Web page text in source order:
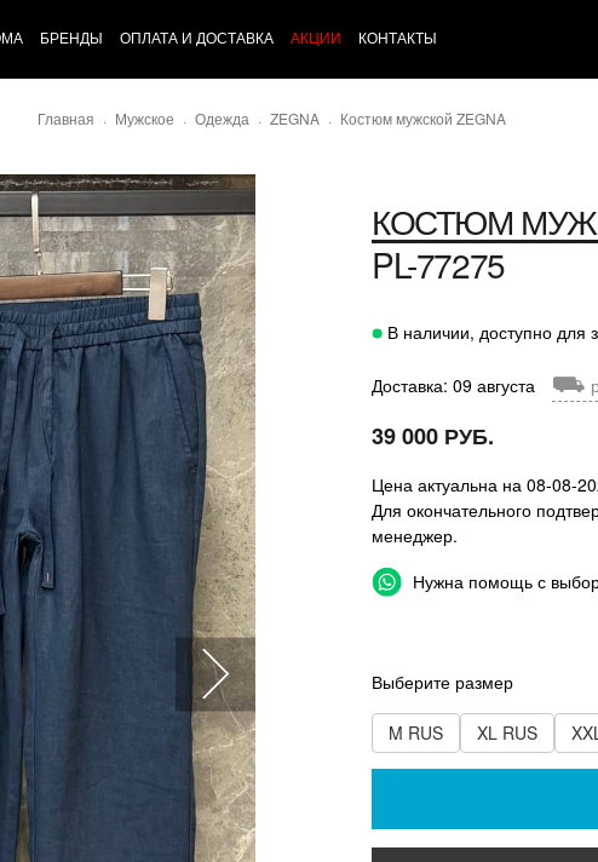
БРЕНДЫ ОПЛАТА И ДОСТАВКА АКЦИИ КОНТАКТЫ
Главная Мужское Одежда ZEGNA Костюм мужской ZEGNA
КОСТЮМ
PL-77275
В наличии, доступно для
Доставка: 09 августа ⛟
39 000 РУБ.
Цена актуальна на 08-08-
Для окончательного
менеджер.
Нужна помощь с
Выберите размер
M RUS XL RUS